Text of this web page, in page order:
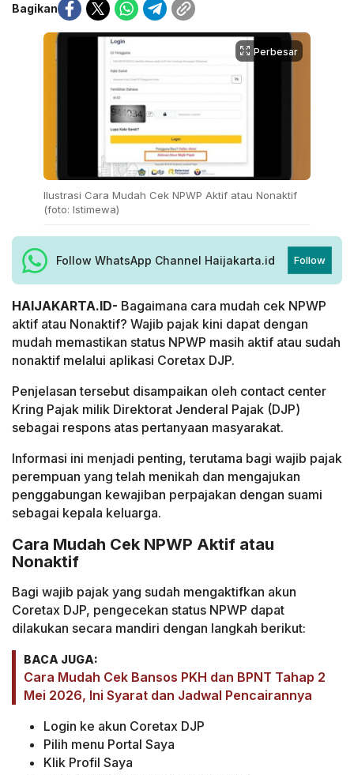
Bagikan
Perbesar
Ilustrasi Cara Mudah Cek NPWP Aktif atau Nonaktif
(foto: Istimewa)
Follow WhatsApp Channel Haijakarta.id Follow
HAIJAKARTA.ID- Bagaimana cara mudah cek NPWP
aktif atau Nonaktif? Wajib pajak kini dapat dengan
mudah memastikan status NPWP masih aktif atau sudah
nonaktif melalui aplikasi Coretax DJP.
Penjelasan tersebut disampaikan oleh contact center
Kring Pajak milik Direktorat Jenderal Pajak (DJP)
sebagai respons atas pertanyaan masyarakat.
Informasi ini menjadi penting, terutama bagi wajib pajak
perempuan yang telah menikah dan mengajukan
penggabungan kewajiban perpajakan dengan suami
sebagai kepala keluarga.
Cara Mudah Cek NPWP Aktif atau
Nonaktif
Bagi wajib pajak yang sudah mengaktifkan akun
Coretax DJP, pengecekan status NPWP dapat
dilakukan secara mandiri dengan langkah berikut:
BACA JUGA:
Cara Mudah Cek Bansos PKH dan BPNT Tahap 2
Mei 2026, Ini Syarat dan Jadwal Pencairannya
Login ke akun Coretax DJP
Pilih menu Portal Saya
Klik Profil Saya